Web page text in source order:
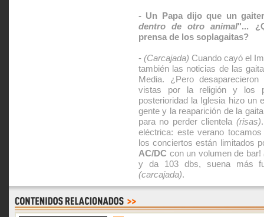
- Un Papa dijo que un
dentro de otro animal"...
prensa de los soplagaitas?
- (Carcajada) Cuando cayó el
también las noticias de las
Media. ¿Pero
vistas por la religión y los
posterioridad la Iglesia hizo un
gente y la reaparición de la
para no perder clientela (risas)
eléctrica: este verano
los conciertos están limitados
AC/DC con un volumen de bar!
y da 103 dbs, suena más
(carcajada).